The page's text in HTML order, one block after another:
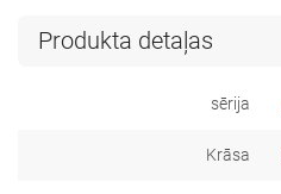
Produkta detaļas
sērija
Krāsa